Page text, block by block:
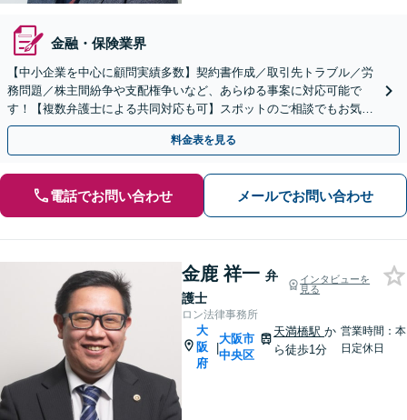
金融・保険業界
【中小企業を中心に顧問実績多数】契約書作成／取引先トラブル／労
務問題／株主間紛争や支配権争いなど、あらゆる事案に対応可能で
す！【複数弁護士による共同対応も可】スポットのご相談でもお気軽
にご連絡ください。【初回相談無料】【オンライン面談可】
料金表を見る
電話でお問い合わせ メールでお問い合わせ
金鹿 祥一 弁
護士
インタビューを
見る
ロン法律事務所
大
阪
府
|
大阪市
中央区
天満橋駅か
ら徒歩1分
営業時間：本
日定休日